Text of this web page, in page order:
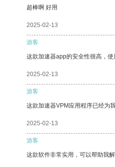
超棒啊 好用
2025-02-13
游客
这款加速器app的安全性很高，
2025-02-13
游客
这款加速器VPM应用程序已经为
2025-02-13
游客
这款软件非常实用，可以帮助我解